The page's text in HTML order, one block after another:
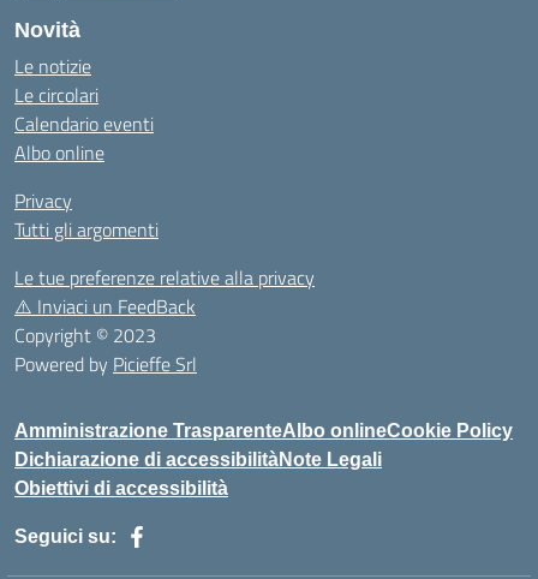
Novità
Le notizie
Le circolari
Calendario eventi
Albo online
Privacy
Tutti gli argomenti
Le tue preferenze relative alla privacy
⚠️ Inviaci un FeedBack
Copyright © 2023
Powered by Picieffe Srl
Amministrazione TrasparenteAlbo onlineCookie Policy
Dichiarazione di accessibilitàNote Legali
Obiettivi di accessibilità
Seguici su: